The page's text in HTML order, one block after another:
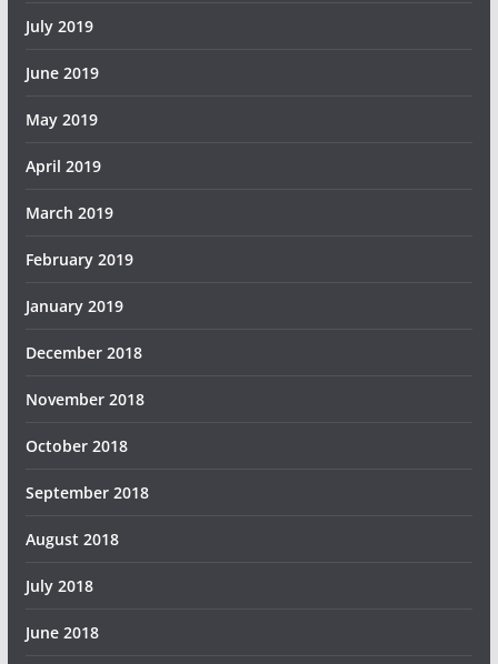
July 2019
June 2019
May 2019
April 2019
March 2019
February 2019
January 2019
December 2018
November 2018
October 2018
September 2018
August 2018
July 2018
June 2018